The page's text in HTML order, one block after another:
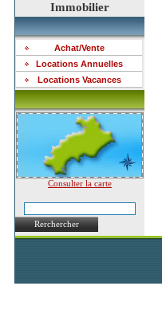
Immobilier
Achat/Vente
Locations Annuelles
Locations Vacances
Consulter la carte
Rerchercher